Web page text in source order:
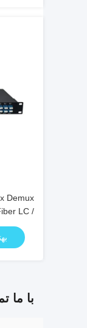
LC /
با ما